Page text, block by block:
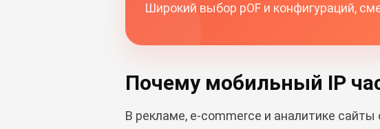
Широкий выбор pOF и конфигураций,
Почему мобильный IP
В рекламе, e-commerce и аналитике сайты